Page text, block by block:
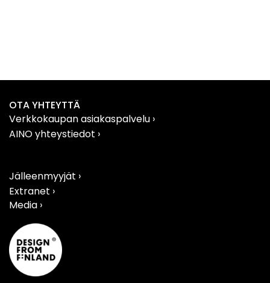
OTA YHTEYTTÄ
Verkkokaupan asiakaspalvelu ›
AINO yhteystiedot ›
Jälleenmyyjät ›
Extranet ›
Media ›